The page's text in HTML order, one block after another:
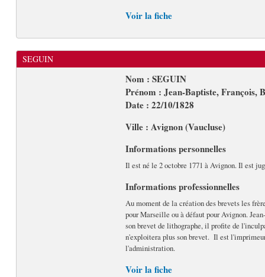
Voir la fiche
SEGUIN
Nom : SEGUIN
Prénom : Jean-Baptiste, François,
Date : 22/10/1828
Ville : Avignon (Vaucluse)
Informations personnelles
Il est né le 2 octobre 1771 à Avignon. Il est
Informations professionnelles
Au moment de la création des brevets les
pour Marseille ou à défaut pour Avignon.
son brevet de lithographe, il profite de
n'exploitera plus son brevet. Il est
l'administration.
Voir la fiche